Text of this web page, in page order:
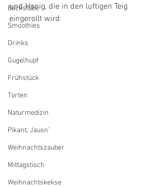
Backstube
Smoothies
Drinks
Gugelhupf
Frühstück
Torten
Naturmedizin
Pikant, Jausn'
Weihnachtszauber
Mittagstisch
Weihnachtskekse
und Honig, die in den luftigen Teig
eingerollt wird.